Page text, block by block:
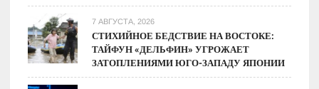
7 АВГУСТА, 2026
СТИХИЙНОЕ БЕДСТВИЕ НА ВОСТОКЕ:
ТАЙФУН «ДЕЛЬФИН» УГРОЖАЕТ
ЗАТОПЛЕНИЯМИ ЮГО-ЗАПАДУ ЯПОНИИ